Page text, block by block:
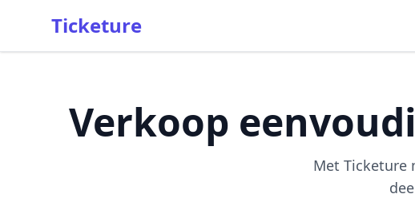
Ticketure
Verkoop
Met Ticketure